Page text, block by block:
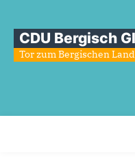
CDU Bergisch
Tor zum Bergischen Land